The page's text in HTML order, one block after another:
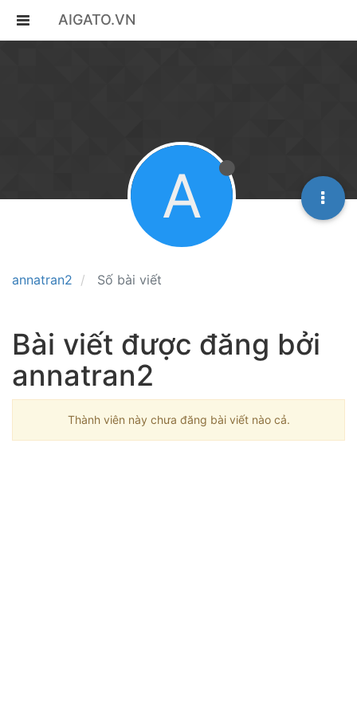
AIGATO.VN
annatran2 Số bài viết
A
Bài viết được đăng bởi
annatran2
Thành viên này chưa đăng bài viết nào cả.